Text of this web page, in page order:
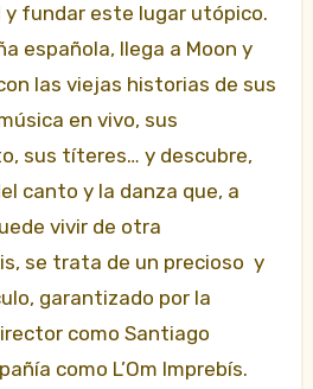
y fundar este lugar utópico.
española, llega a Moon y
las viejas historias de sus
en vivo, sus
sus títeres… y descubre,
canto y la danza que, a
vivir de otra
se trata de un precioso y
garantizado por la
como Santiago
como L’Om Imprebís.